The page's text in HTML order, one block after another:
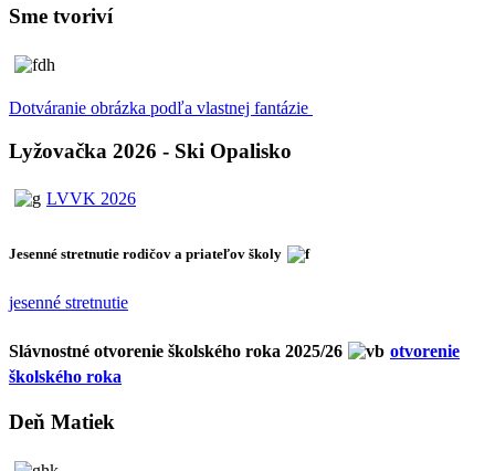
Sme tvoriví
Dotváranie obrázka podľa vlastnej fantázie
Lyžovačka 2026 - Ski Opalisko
LVVK 2026
Jesenné stretnutie rodičov a priateľov školy
jesenné stretnutie
Slávnostné otvorenie školského roka 2025/26
otvorenie
školského roka
Deň Matiek